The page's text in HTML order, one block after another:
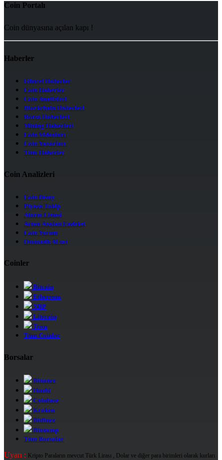
Coin Portalı
Coin dünyasına açılan kapı !
Haberler
Güncel Haberler
Coin Haberler
Coin Analizleri
Blockchain Haberleri
Borsa Haberleri
Mining Haberleri
Coin Videoları
Coin Yazarları
Tüm Haberler
Coin Analizleri
Coin Detay
Piyasa Takip
Alarm Listesi
Artan Azalan Endeksi
Coin Yorum
Otomatik Al sat
Coinler
Bitcoin
Ethereum
XRP
Litecoin
Tron
Tüm Coinler
Borsalar
Binance
Huobi
Coinbase
Kraken
Bitfinex
Bitstamp
Tüm Borsalar
Uyarı : Kripto Paraların mevcut Türk Lirası , Dolar ve diğer para birimleri olarak kurları